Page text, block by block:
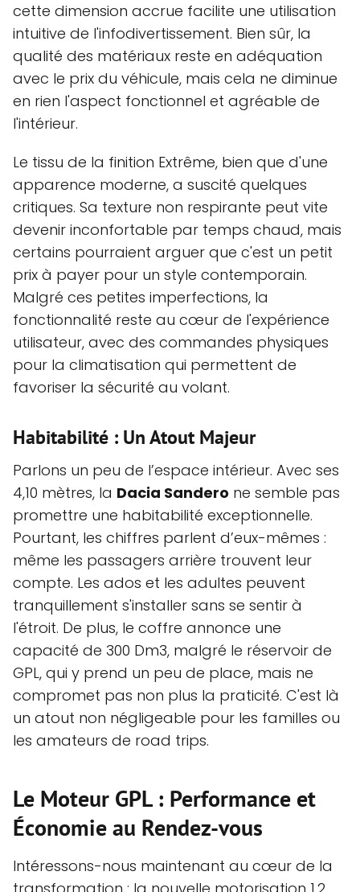
cette dimension accrue facilite une utilisation
intuitive de l'infodivertissement. Bien sûr, la
qualité des matériaux reste en adéquation
avec le prix du véhicule, mais cela ne diminue
en rien l'aspect fonctionnel et agréable de
l'intérieur.
Le tissu de la finition Extrême, bien que d'une
apparence moderne, a suscité quelques
critiques. Sa texture non respirante peut vite
devenir inconfortable par temps chaud, mais
certains pourraient arguer que c'est un petit
prix à payer pour un style contemporain.
Malgré ces petites imperfections, la
fonctionnalité reste au cœur de l'expérience
utilisateur, avec des commandes physiques
pour la climatisation qui permettent de
favoriser la sécurité au volant.
Habitabilité : Un Atout Majeur
Parlons un peu de l’espace intérieur. Avec ses
4,10 mètres, la Dacia Sandero ne semble pas
promettre une habitabilité exceptionnelle.
Pourtant, les chiffres parlent d’eux-mêmes :
même les passagers arrière trouvent leur
compte. Les ados et les adultes peuvent
tranquillement s'installer sans se sentir à
l'étroit. De plus, le coffre annonce une
capacité de 300 Dm3, malgré le réservoir de
GPL, qui y prend un peu de place, mais ne
compromet pas non plus la praticité. C'est là
un atout non négligeable pour les familles ou
les amateurs de road trips.
Le Moteur GPL : Performance et
Économie au Rendez-vous
Intéressons-nous maintenant au cœur de la